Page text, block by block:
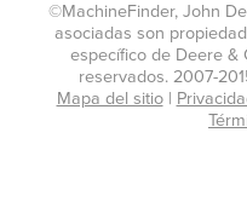
©MachineFinder, John
asociadas son
específico de Deere &
reservados. 2007-
Mapa del sitio |